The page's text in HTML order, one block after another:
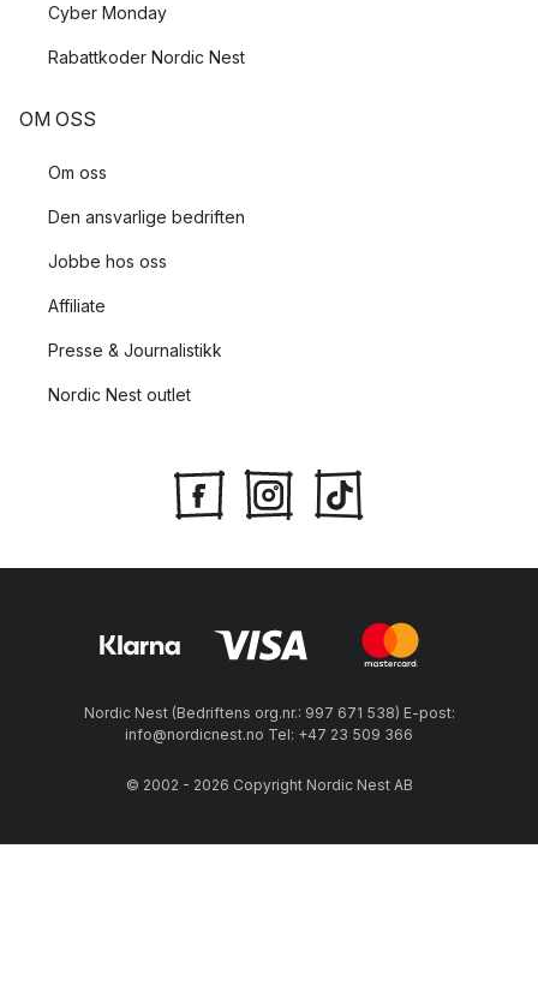
Cyber Monday
Rabattkoder Nordic Nest
OM OSS
Om oss
Den ansvarlige bedriften
Jobbe hos oss
Affiliate
Presse & Journalistikk
Nordic Nest outlet
Nordic Nest (Bedriftens org.nr.: 997 671 538) E-post:
info@nordicnest.no Tel: +47 23 509 366
© 2002 - 2026 Copyright Nordic Nest AB